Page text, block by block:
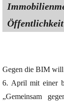
Öffentlichkeit
Gegen die BIM will
6. April mit einer
„Gemeinsam